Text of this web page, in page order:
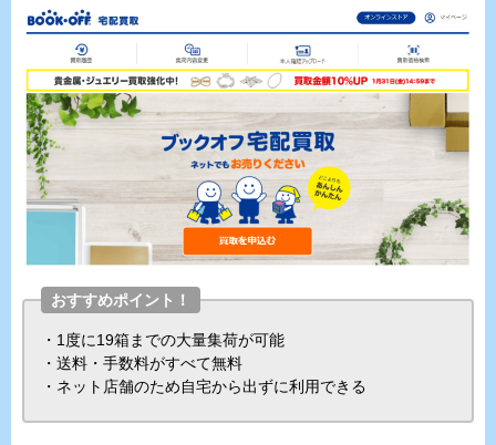
おすすめポイント！
・1度に19箱までの大量集荷が可能
・送料・手数料がすべて無料
・ネット店舗のため自宅から出ずに利用できる